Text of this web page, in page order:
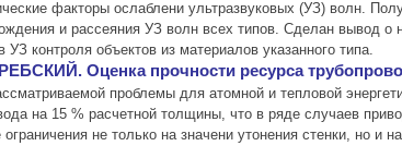
факторы ослаблени ультразвуковых (УЗ) волн.
и рассеяния УЗ волн всех типов. Сделан вывод
УЗ контроля объектов из материалов указанного типа.
Оценка прочности ресурса
проблемы для атомной и тепловой
на 15 % расчетной толщины, что в ряде случаев
не только на значени утонения стенки, но и